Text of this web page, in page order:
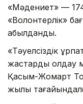
«Мәдениет» —
«Волонтерлік»
қабылданды.
«Тәуелсіздік
жастарды қолдау
Қасым-Жомарт
жылы